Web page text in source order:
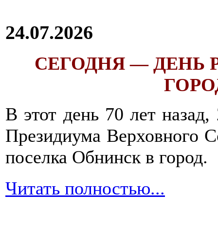
24.07.2026
СЕГОДНЯ — ДЕНЬ
В этот день 70 лет
Президиума Верховного
поселка Обнинск в город.
Читать полностью...